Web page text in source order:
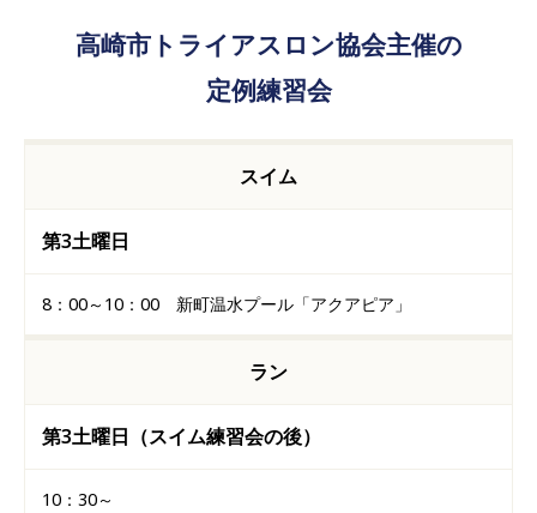
高崎市トライアスロン協会主催の
定例練習会
スイム
第3土曜日
8：00～10：00 新町温水プール「アクアピア」
ラン
第3土曜日（スイム練習会の後）
10：30～